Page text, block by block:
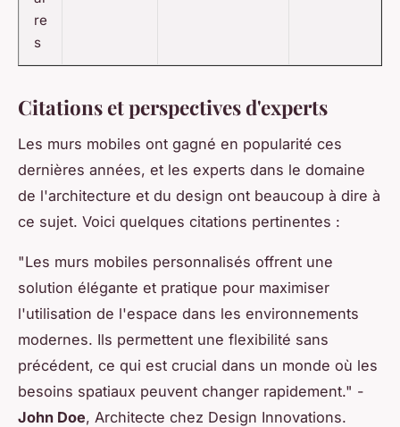
re
s
Citations et perspectives d'experts
Les murs mobiles ont gagné en popularité ces
dernières années, et les experts dans le domaine
de l'architecture et du design ont beaucoup à dire à
ce sujet. Voici quelques citations pertinentes :
"Les murs mobiles personnalisés offrent une
solution élégante et pratique pour maximiser
l'utilisation de l'espace dans les environnements
modernes. Ils permettent une flexibilité sans
précédent, ce qui est crucial dans un monde où les
besoins spatiaux peuvent changer rapidement." -
John Doe, Architecte chez Design Innovations.